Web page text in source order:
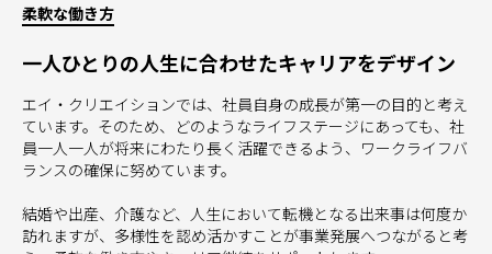
柔軟な働き方
一人ひとりの人生に合わせたキャリアをデザイン
エイ・クリエイションでは、社員自身の成長が第一の目的と考え
ています。そのため、どのようなライフステージにあっても、社
員一人一人が将来にわたり長く活躍できるよう、ワークライフバ
ランスの確保に努めています。
結婚や出産、介護など、人生において転機となる出来事は何度か
訪れますが、多様性を認め活かすことが事業発展へつながると考